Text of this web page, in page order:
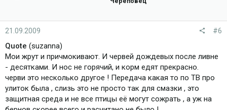
21.09.2009 #6
Quote (suzanna)
Мои жрут и причмокивают. И червей дождевых после ливне
- десятками. И нос не горячий, и корм едят прекрасно.
черви это несколько другое ! Передача какая то по ТВ про
улиток была , слизь это не просто так для смазки , это
защитная среда и не все птицы её могут сожрать , а уж на